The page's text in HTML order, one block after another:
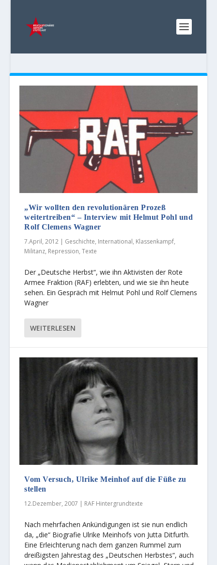
„Wir wollten den revolutionären Prozeß
weitertreiben“ – Interview mit Helmut Pohl und
Rolf Clemens Wagner
7.April, 2012 | Geschichte, International, Klassenkampf,
Militanz, Repression,Texte
Der „Deutsche Herbst“, wie ihn Aktivisten der Rote
Armee Fraktion (RAF) erlebten, und wie sie ihn heute
sehen. Ein Gespräch mit Helmut Pohl und Rolf Clemens
Wagner
WEITERLESEN
Vom Versuch, Ulrike Meinhof auf die Füße zu
stellen
12.Dezember, 2007 | RAF Hintergrundtexte
Nach mehrfachen Ankündigungen ist sie nun endlich
da, „die“ Biografie Ulrike Meinhofs von Jutta Ditfurth.
Eine Erleichterung nach dem ganzen Rummel zum
dreißigsten Jahrestag des „Deutschen Herbstes“, auch